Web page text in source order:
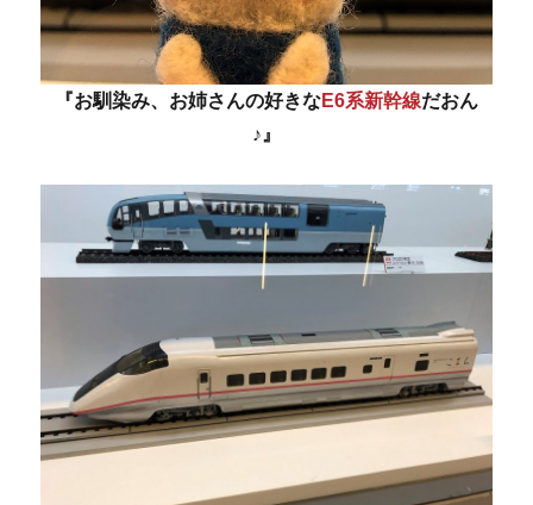
『お馴染み、お姉さんの好きなE6系新幹線だおん
♪』